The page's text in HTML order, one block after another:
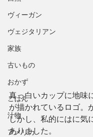
ヴィーガン
ヴェジタリアン
家族
古いもの
おかず
ごはん
汁物
アメリカ
真っ白いカップに地味
が描かれているロゴ。
しかし、私的にはに気
ありました。